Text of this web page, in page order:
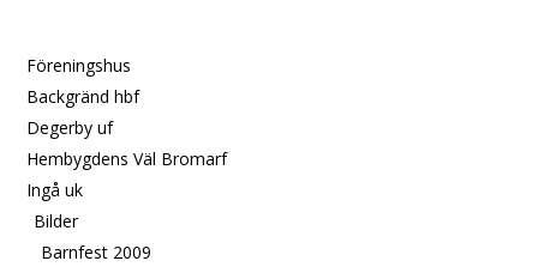
Föreningshus
Backgränd hbf
Degerby uf
Hembygdens Väl Bromarf
Ingå uk
Bilder
Barnfest 2009